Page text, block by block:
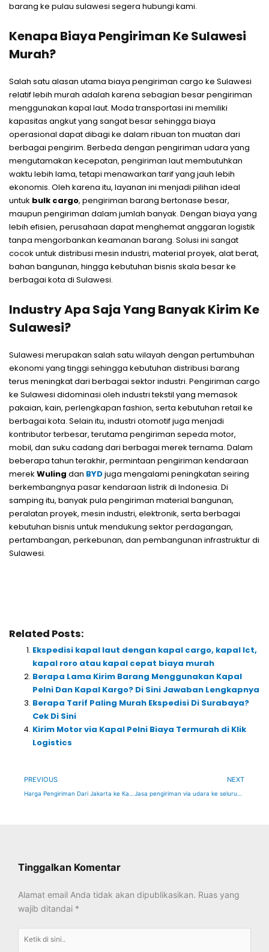
barang ke pulau sulawesi segera hubungi kami.
Kenapa Biaya Pengiriman Ke Sulawesi
Murah?
Salah satu alasan utama biaya pengiriman cargo ke Sulawesi
relatif lebih murah adalah karena sebagian besar pengiriman
menggunakan kapal laut. Moda transportasi ini memiliki
kapasitas angkut yang sangat besar sehingga biaya
operasional dapat dibagi ke dalam ribuan ton muatan dari
berbagai pengirim. Berbeda dengan pengiriman udara yang
mengutamakan kecepatan, pengiriman laut membutuhkan
waktu lebih lama, tetapi menawarkan tarif yang jauh lebih
ekonomis. Oleh karena itu, layanan ini menjadi pilihan ideal
untuk bulk cargo, pengiriman barang bertonase besar,
maupun pengiriman dalam jumlah banyak. Dengan biaya yang
lebih efisien, perusahaan dapat menghemat anggaran logistik
tanpa mengorbankan keamanan barang. Solusi ini sangat
cocok untuk distribusi mesin industri, material proyek, alat berat,
bahan bangunan, hingga kebutuhan bisnis skala besar ke
berbagai kota di Sulawesi.
Industry Apa Saja Yang Banyak Kirim Ke
Sulawesi?
Sulawesi merupakan salah satu wilayah dengan pertumbuhan
ekonomi yang tinggi sehingga kebutuhan distribusi barang
terus meningkat dari berbagai sektor industri. Pengiriman cargo
ke Sulawesi didominasi oleh industri tekstil yang memasok
pakaian, kain, perlengkapan fashion, serta kebutuhan retail ke
berbagai kota. Selain itu, industri otomotif juga menjadi
kontributor terbesar, terutama pengiriman sepeda motor,
mobil, dan suku cadang dari berbagai merek ternama. Dalam
beberapa tahun terakhir, permintaan pengiriman kendaraan
merek Wuling dan BYDjuga mengalami peningkatan seiring
berkembangnya pasar kendaraan listrik di Indonesia. Di
samping itu, banyak pula pengiriman material bangunan,
peralatan proyek, mesin industri, elektronik, serta berbagai
kebutuhan bisnis untuk mendukung sektor perdagangan,
pertambangan, perkebunan, dan pembangunan infrastruktur di
Sulawesi.
Related Posts:
Ekspedisi kapal laut dengan kapal cargo, kapal lct,
kapal roro atau kapal cepat biaya murah
Berapa Lama Kirim Barang Menggunakan Kapal
Pelni Dan Kapal Kargo? Di Sini Jawaban Lengkapnya
Berapa Tarif Paling Murah Ekspedisi Di Surabaya?
Cek Di Sini
Kirim Motor via Kapal Pelni Biaya Termurah di Klik
Logistics
Prev
PREVIOUS
Harga Pengiriman Dari Jakarta ke Kalimantan Cek Di Sini
NEXT
Jasa pengiriman via udara ke seluruh indonesia harga murah
Tinggalkan Komentar
Alamat email Anda tidak akan dipublikasikan. Ruas yang
wajib ditandai *
Ketik